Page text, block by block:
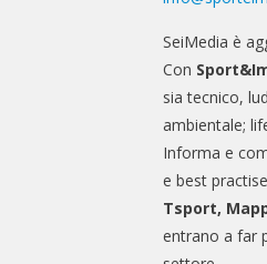
SeiMedia è
Con
sia tecnico,
ambientale;
Informa e
e best
Tsport,
entrano a far